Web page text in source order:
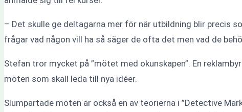
– Det skulle ge deltagarna mer för när utbildning blir precis
frågar vad någon vill ha så säger de ofta det men vad de
Stefan tror mycket på ”mötet med okunskapen”. En
möten som skall leda till nya idéer.
Slumpartade möten är också en av teorierna i ”Detective